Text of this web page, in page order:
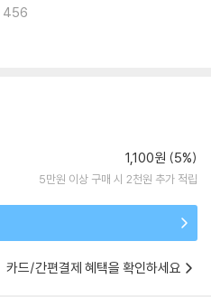
456
1,100원 (5%)
5만원 이상 구매 시 2천원 추가 적립
카드/간편결제 혜택을 확인하세요